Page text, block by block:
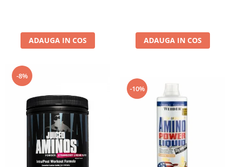
ADAUGA IN COS ADAUGA IN COS
-8%
-10%